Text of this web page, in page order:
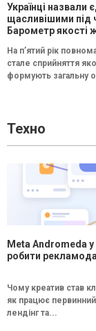
Українці назвали
щасливішими під
Барометр якості
На п’ятий рік
стале сприйняття
формують загальну
Техно
Meta Andromeda у
робити
Чому креатив став
як працює
лендінг та...